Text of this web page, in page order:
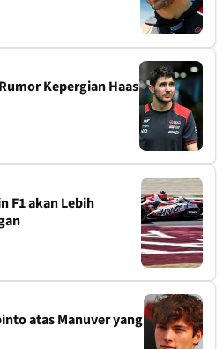
Kepergian Haas
F1 akan Lebih
atas Manuver yang